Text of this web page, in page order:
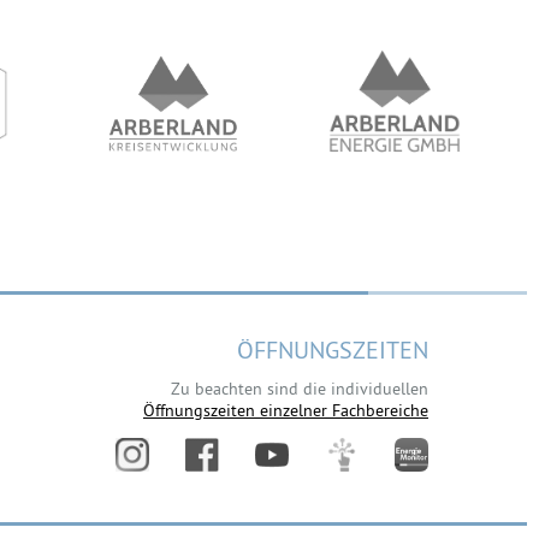
ÖFFNUNGSZEITEN
Zu beachten sind die individuellen
Öffnungszeiten einzelner Fachbereiche